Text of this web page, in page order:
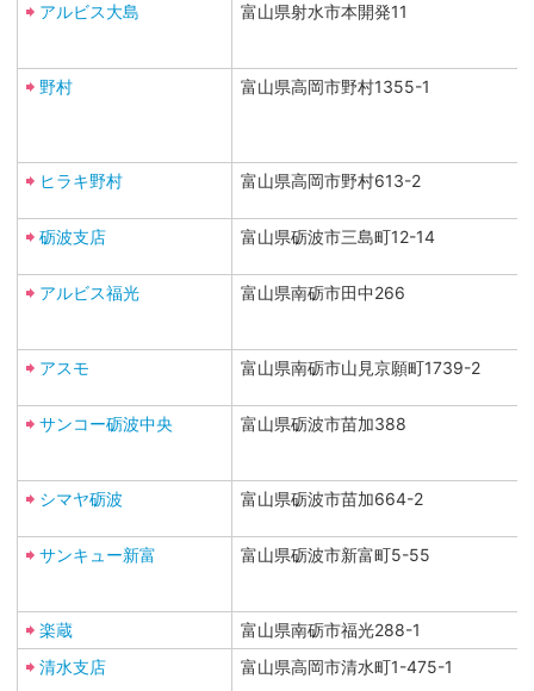
アルビス大島 富山県射水市本開発11
野村 富山県高岡市野村1355-1
ヒラキ野村 富山県高岡市野村613-2
砺波支店 富山県砺波市三島町12-14
アルビス福光 富山県南砺市田中266
アスモ 富山県南砺市山見京願町1739-2
サンコー砺波中央 富山県砺波市苗加388
シマヤ砺波 富山県砺波市苗加664-2
サンキュー新富 富山県砺波市新富町5-55
楽蔵
富山県南砺市福光288-1
清水支店
富山県高岡市清水町1-475-1